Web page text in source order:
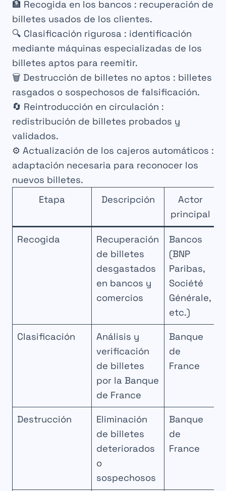
🏦 Recogida en los bancos : recuperación de
billetes usados de los clientes.
🔍 Clasificación rigurosa : identificación
mediante máquinas especializadas de los
billetes aptos para reemitir.
🗑️ Destrucción de billetes no aptos : billetes
rasgados o sospechosos de falsificación.
🔄 Reintroducción en circulación :
redistribución de billetes probados y
validados.
⚙️ Actualización de los cajeros automáticos :
adaptación necesaria para reconocer los
nuevos billetes.
Etapa
Descripción
Actor
principal
Recogida
Recuperación
de billetes
desgastados
en bancos y
comercios
Bancos
(BNP
Paribas,
Société
Générale,
etc.)
Clasificación
Análisis y
verificación
de billetes
por la Banque
de France
Banque
de
France
Destrucción
Eliminación
de billetes
deteriorados
o
sospechosos
Banque
de
France